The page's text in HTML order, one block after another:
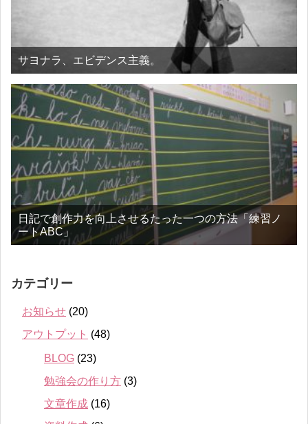
サヨナラ、エビデンス主義。
日記で創作力を向上させるたった一つの方法「練習ノ
ートABC」
カテゴリー
お知らせ (20)
アウトプット (48)
BLOG (23)
勉強会の作り方 (3)
文章作成 (16)